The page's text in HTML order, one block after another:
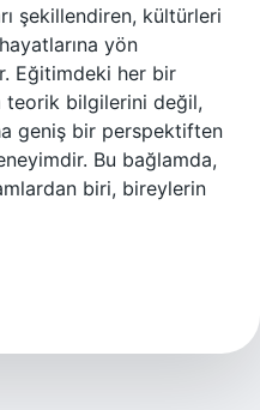
şekillendiren, kültürleri
yön
Eğitimdeki her bir
teorik bilgilerini değil,
geniş bir perspektiften
Bu bağlamda,
biri, bireylerin